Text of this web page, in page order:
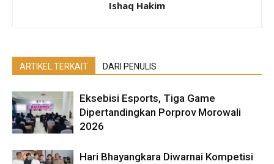
Ishaq Hakim
ARTIKEL TERKAIT DARI PENULIS
Eksebisi Esports, Tiga Game
Dipertandingkan Porprov Morowali
2026
Hari Bhayangkara Diwarnai Kompetisi